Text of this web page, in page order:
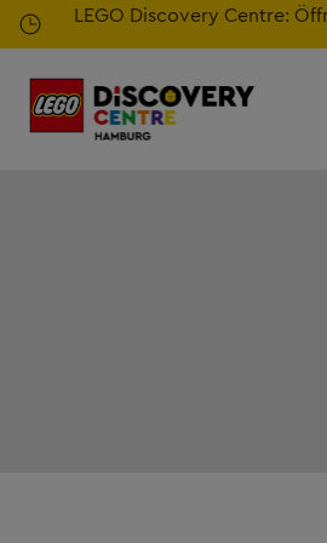
Zum
Hauptinhalt
springen
LEGO Discovery Centre: